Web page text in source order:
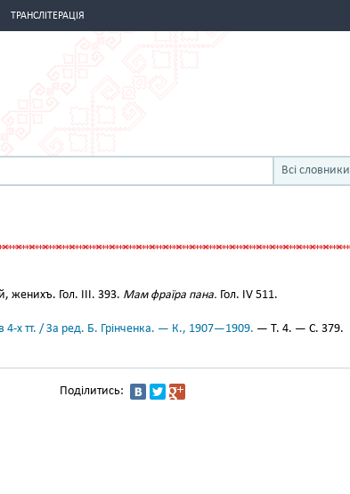
ТРАНСЛІТЕРАЦІЯ
Всі словники
женихъ. Гол. III. 393. Мам фраїра пана. Гол. IV 511.
4-х тт. / За ред. Б. Грінченка. — К., 1907—1909. — Т. 4. — С. 379.
Поділитись: